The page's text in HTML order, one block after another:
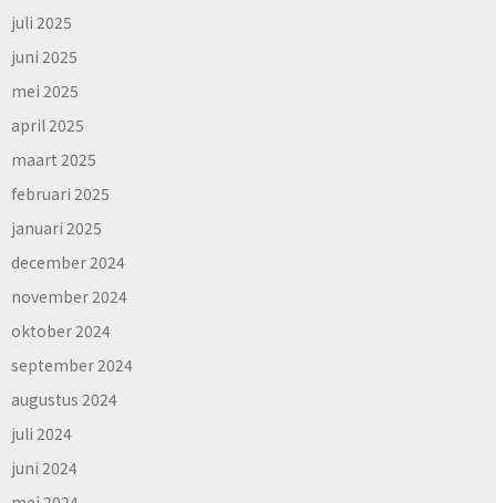
juli 2025
juni 2025
mei 2025
april 2025
maart 2025
februari 2025
januari 2025
december 2024
november 2024
oktober 2024
september 2024
augustus 2024
juli 2024
juni 2024